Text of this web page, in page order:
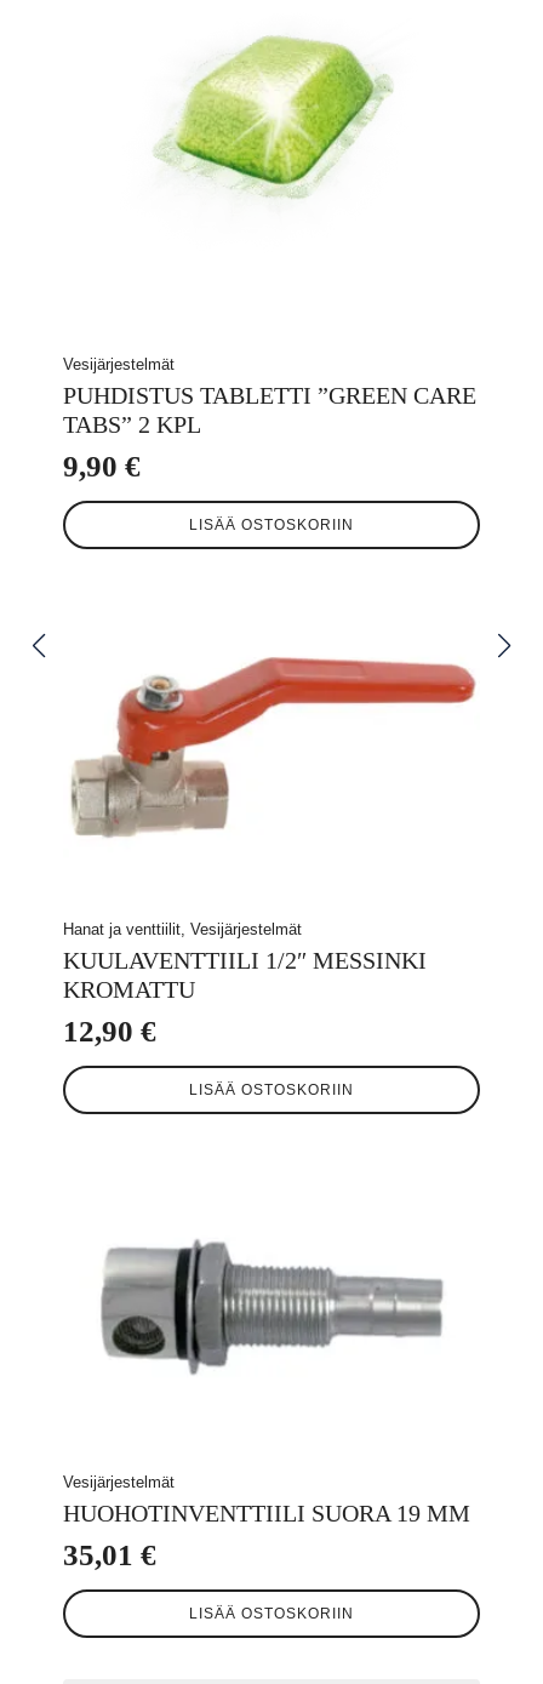
Vesijärjestelmät
PUHDISTUS TABLETTI ”GREEN CARE
TABS” 2 KPL
9,90 €
LISÄÄ OSTOSKORIIN
Hanat ja venttiilit, Vesijärjestelmät
KUULAVENTTIILI 1/2″ MESSINKI
KROMATTU
12,90 €
LISÄÄ OSTOSKORIIN
Vesijärjestelmät
HUOHOTINVENTTIILI SUORA 19 MM
35,01 €
LISÄÄ OSTOSKORIIN